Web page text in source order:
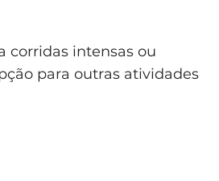
corridas intensas ou
para outras atividades